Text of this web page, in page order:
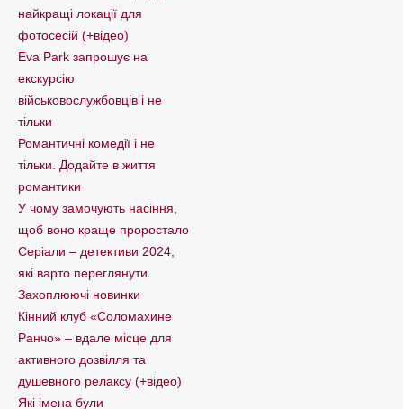
найкращі локації для
фотосесій (+відео)
Eva Park запрошує на
екскурсію
військовослужбовців і не
тільки
Романтичні комедії і не
тільки. Додайте в життя
романтики
У чому замочують насіння,
щоб воно краще проростало
Серіали – детективи 2024,
які варто пеpеглянути.
Захоплюючі новинки
Кінний клуб «Соломахине
Ранчо» – вдале місце для
активного дозвілля та
душевного релаксу (+відео)
Які імена були